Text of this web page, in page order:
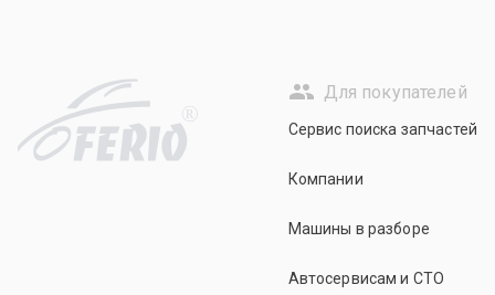
R
Для покупателей
Сервис поиска запчастей
Компании
Машины в разборе
Автосервисам и СТО